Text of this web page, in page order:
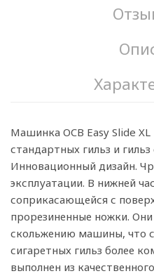
Машинка OCB Easy Slide
стандартных гильз и
Инновационный дизайн.
эксплуатации. В нижней
соприкасающейся с
прорезиненные ножки.
скольжению машины, что
сигаретных гильз более
выполнен из